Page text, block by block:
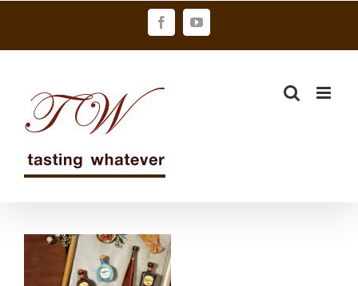
FacebookYouTube
「舉杯瞬間 享
樂時間 It’s